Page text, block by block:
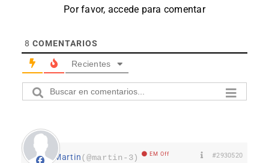
Por favor, accede para comentar
8 COMENTARIOS
Recientes
Martin(@martin-3) EM Off #2930520